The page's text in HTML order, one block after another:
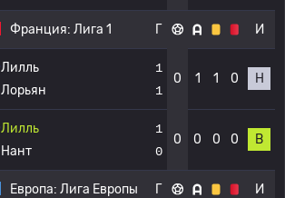
Франция: Лига 1 Г И
Лилль
Лорьян
1
1
0 1 1 0 Н
Лилль
Нант
1
0
0 0 0 0 В
Европа: Лига Европы Г И